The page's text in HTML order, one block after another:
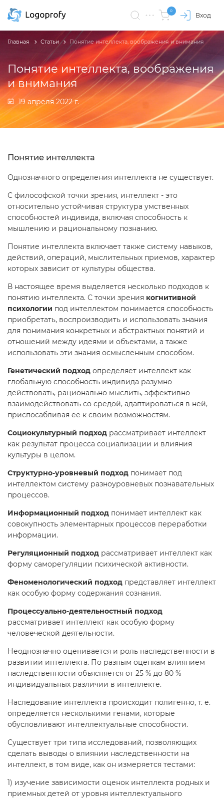
0
Вход
Понятие интеллекта, воображения
и внимания
19 апреля 2022 г.
Главная Статьи Понятие интеллекта, воображения и внимания
Понятие интеллекта
Однозначного определения интеллекта не существует.
С философской точки зрения, интеллект - это
относительно устойчивая структура умственных
способностей индивида, включая способность к
мышлению и рациональному познанию.
Понятие интеллекта включает также систему навыков,
действий, операций, мыслительных приемов, характер
которых зависит от культуры общества.
В настоящее время выделяется несколько подходов к
понятию интеллекта. С точки зрения когнитивной
психологии под интеллектом понимается способность
приобретать, воспроизводить и использовать знания
для понимания конкретных и абстрактных понятий и
отношений между идеями и объектами, а также
использовать эти знания осмысленным способом.
Генетический подход определяет интеллект как
глобальную способность индивида разумно
действовать, рационально мыслить, эффективно
взаимодействовать со средой, адаптироваться в ней,
приспосабливая ее к своим возможностям.
Социокультурный подход рассматривает интеллект
как результат процесса социализации и влияния
культуры в целом.
Структурно-уровневый подход понимает под
интеллектом систему разноуровневых познавательных
процессов.
Информационный подход понимает интеллект как
совокупность элементарных процессов переработки
информации.
Регуляционный подход рассматривает интеллект как
форму саморегуляции психической активности.
Феноменологический подход представляет интеллект
как особую форму содержания сознания.
Процессуально-деятельностный подход
рассматривает интеллект как особую форму
человеческой деятельности.
Неоднозначно оценивается и роль наследственности в
развитии интеллекта. По разным оценкам влиянием
наследственности объясняется от 25 % до 80 %
индивидуальных различии в интеллекте.
Наследование интеллекта происходит полигенно, т. е.
определяется несколькими генами, которые
обусловливают интеллектуальные способности.
Существует три типа исследований, позволяющих
сделать выводы о влиянии наследственности на
интеллект, в том виде, как он измеряется тестами:
1) изучение зависимости оценок интеллекта родных и
приемных детей от уровня интеллектуального